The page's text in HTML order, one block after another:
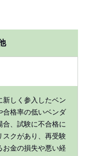
新しく参入したベン
合格率の低いベンダ
合、試験に不合格に
スクがあり、再受験
お金の損失や悪い経